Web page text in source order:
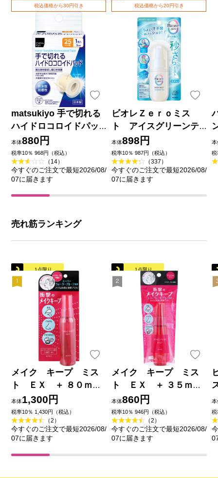
税込価格から30円引き
matsukiyo 手で切れる
ハイドロコロイドパッ
ド ２５ｍｍ×３ｍ巻
本体880円
税率10％ 968円（税込）
（14）
今すぐのご注文で最短2026/08/
07に届きます
税込価格から20円引き
ビオレＺｅｒｏミス
ト アイスグリーンテ
ィーの香り ６０ｍＬ 花
王
本体898円
税率10％ 987円（税込）
（337）
今すぐのご注文で最短2026/08/
07に届きます
本
税
売れ筋ランキング
1点限り
メイク キープ ミス
ト ＥＸ ＋ ８０ｍＬ
コーセー
本体1,300円
税率10％ 1,430円（税込）
（2）
今すぐのご注文で最短2026/08/
07に届きます
1点限り
メイク キープ ミス
ト ＥＸ ＋ ３５ｍＬ
コーセー
本体860円
税率10％ 946円（税込）
（2）
今すぐのご注文で最短2026/08/
07に届きます
本
税